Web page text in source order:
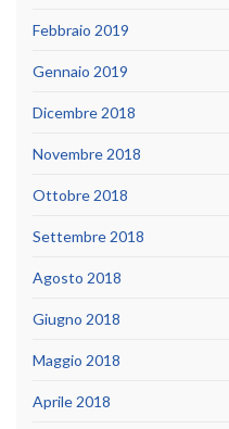
Febbraio 2019
Gennaio 2019
Dicembre 2018
Novembre 2018
Ottobre 2018
Settembre 2018
Agosto 2018
Giugno 2018
Maggio 2018
Aprile 2018